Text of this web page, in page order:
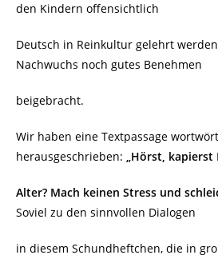
den Kindern offensichtlich
Deutsch in Reinkultur gelehrt
Nachwuchs noch gutes Benehmen
beigebracht.
Wir haben eine Textpassage
herausgeschrieben: „Hörst, kapierst
Alter? Mach keinen Stress und
Soviel zu den sinnvollen Dialogen
in diesem Schundheftchen, die in